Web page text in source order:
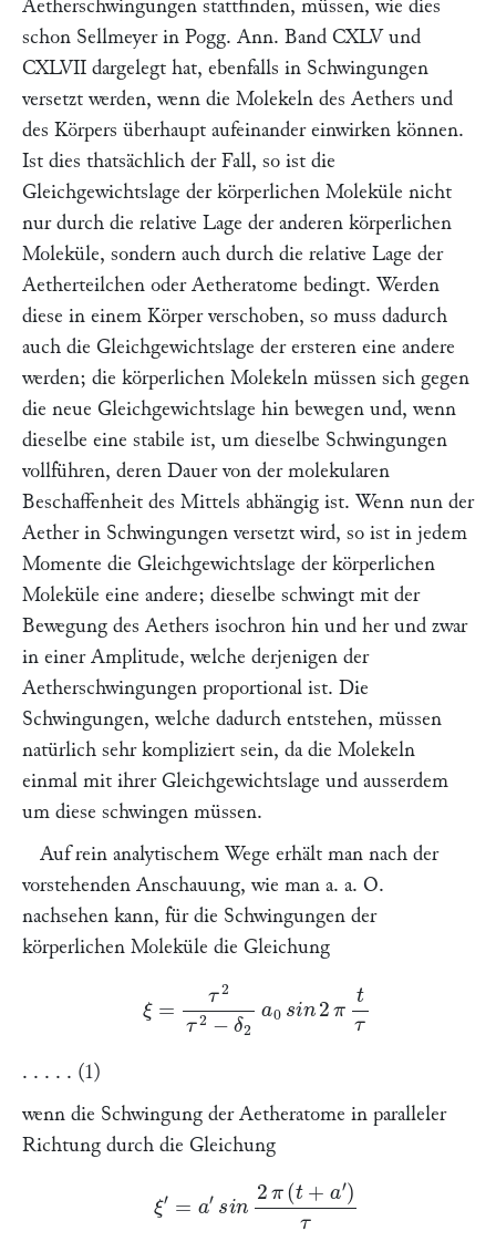
Aetherschwingungen stattfinden, müssen, wie dies
schon Sellmeyerin Pogg. Ann. Band CXLV und
CXLVII dargelegt hat, ebenfalls in Schwingungen
versetzt werden, wenn die Molekeln des Aethers und
des Körpers überhaupt aufeinander einwirken können.
Ist dies thatsächlich der Fall, so ist die
Gleichgewichtslage der körperlichen Moleküle nicht
nur durch die relative Lage der anderen körperlichen
Moleküle, sondern auch durch die relative Lage der
Aetherteilchen oder Aetheratome bedingt. Werden
diese in einem Körper verschoben, so muss dadurch
auch die Gleichgewichtslage der ersteren eine andere
werden; die körperlichen Molekeln müssen sich gegen
die neue Gleichgewichtslage hin bewegen und, wenn
dieselbe eine stabile ist, um dieselbe Schwingungen
vollführen, deren Dauer von der molekularen
Beschaffenheit des Mittels abhängig ist. Wenn nun der
Aether in Schwingungen versetzt wird, so ist in jedem
Momente die Gleichgewichtslage der körperlichen
Moleküle eine andere; dieselbe schwingt mit der
Bewegung des Aethers isochron hin und her und zwar
in einer Amplitude, welche derjenigen der
Aetherschwingungen proportional ist. Die
Schwingungen, welche dadurch entstehen, müssen
natürlich sehr kompliziert sein, da die Molekeln
einmal mit ihrer Gleichgewichtslage und ausserdem
um diese schwingen müssen.
Auf rein analytischem Wege erhält man nach der
vorstehenden Anschauung, wie man a. a. O.
nachsehen kann, für die Schwingungen der
körperlichen Moleküle die Gleichung
2
. . . . . (1)
wenn die Schwingung der Aetheratome in paralleler
Richtung durch die Gleichung
2π +a )